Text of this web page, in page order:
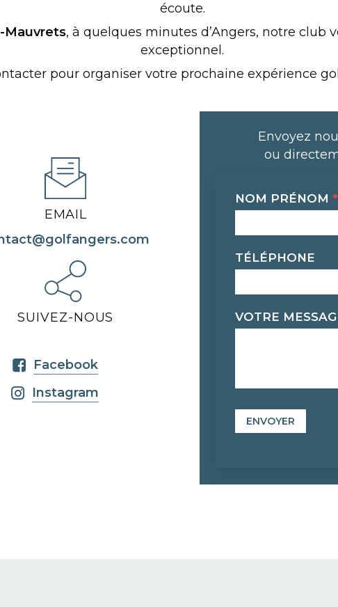
écoute.
Mauvrets, à quelques minutes d’Angers, notre club
exceptionnel.
pour organiser votre prochaine expérience
EMAIL
SUIVEZ-NOUS
Facebook
Instagram
Envoyez
ou
Contact
NOM PRÉNOM *
TÉLÉPHONE
VOTRE
ENVOYER